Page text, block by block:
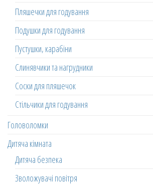
Пляшечки для годування
Подушки для годування
Пустушки, карабіни
Слинявчики та нагрудники
Соски для пляшечок
Стільчики для годування
Головоломки
Дитяча кімната
Дитяча безпека
Зволожувачі повітря